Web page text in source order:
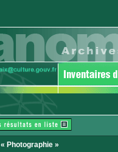
« Photographie »